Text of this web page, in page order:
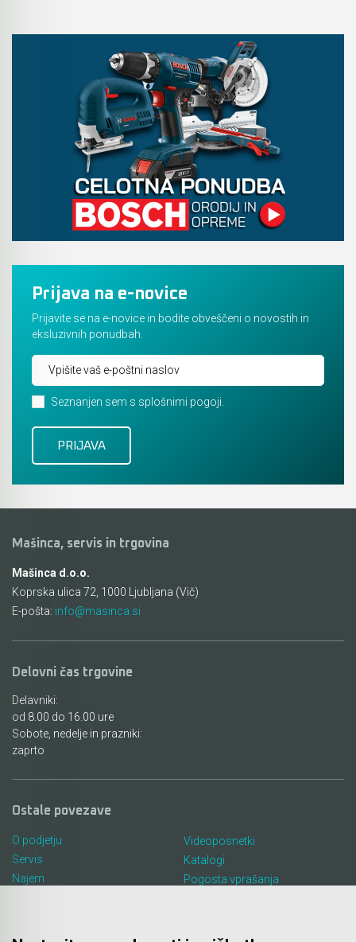
Prijava na e-novice
Prijavite se na e-novice in bodite obveščeni o novostih in
eksluzivnih ponudbah.
Seznanjen sem s splošnimi pogoji.
Mašinca, servis in trgovina
Mašinca d.o.o.
Koprska ulica 72, 1000 Ljubljana (Vič)
E-pošta: info@masinca.si
Delovni čas trgovine
Delavniki:
od 8.00 do 16.00 ure
Sobote, nedelje in prazniki:
zaprto
Ostale povezave
O podjetju
Servis
Najem
Videoposnetki
Katalogi
Pogosta vprašanja